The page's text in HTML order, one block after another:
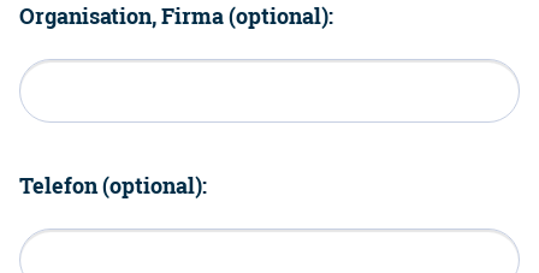
Organisation, Firma (optional):
Telefon (optional):